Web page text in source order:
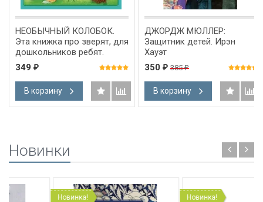
НЕОБЫЧНЫЙ КОЛОБОК.
Эта книжка про зверят, для
дошкольников ребят.
Подарочное издание с
цветными иллюстрациями.
Шумилин Валерий
349 ₽
В корзину
ДЖОРДЖ МЮЛЛЕР:
Защитник детей. Ирэн
Хауэт
350 ₽ 385₽
В корзину
Новинки
Новинка!